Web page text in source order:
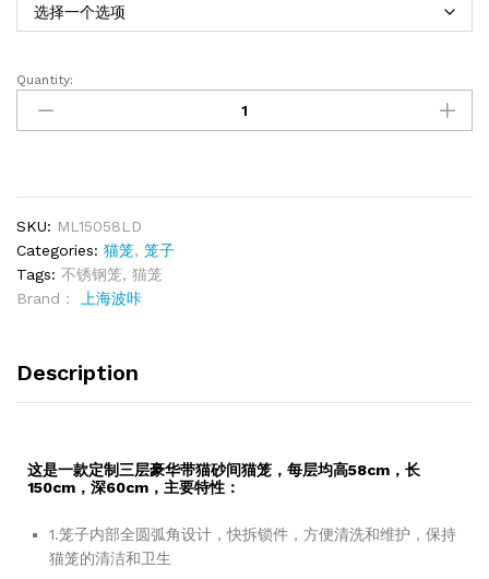
Quantity:
SKU: ML15058LD
Categories: 猫笼, 笼子
Tags: 不锈钢笼, 猫笼
Brand：
上海波咔
Description
这是一款定制三层豪华带猫砂间猫笼，每层均高58cm，长
150cm，深60cm，主要特性：
1.笼子内部全圆弧角设计，快拆锁件，方便清洗和维护，保持
猫笼的清洁和卫生